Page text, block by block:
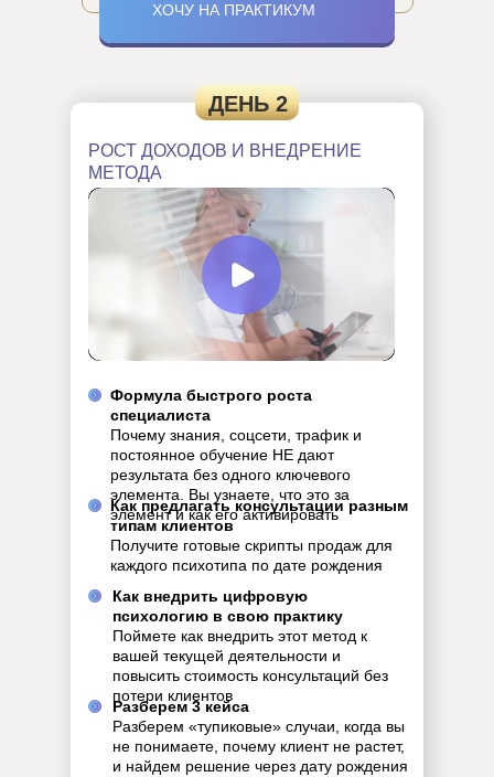
ХОЧУ НА ПРАКТИКУМ
РОСТ ДОХОДОВ И ВНЕДРЕНИЕ
МЕТОДА
Разберем 3 кейса
Разберем «тупиковые» случаи, когда вы
не понимаете, почему клиент не растет,
и найдем решение через дату рождения
Как внедрить цифровую
психологию в свою практику
Поймете как внедрить этот метод к
вашей текущей деятельности и
повысить стоимость консультаций без
потери клиентов
Как предлагать консультации разным
типам клиентов
Получите готовые скрипты продаж для
каждого психотипа по дате рождения
Формула быстрого роста
специалиста
Почему знания, соцсети, трафик и
постоянное обучение НЕ дают
результата без одного ключевого
элемента. Вы узнаете, что это за
элемент и как его активировать
ДЕНЬ 2